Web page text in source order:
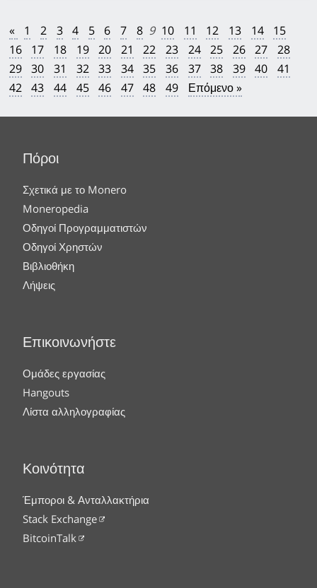
« 1 2 3 4 5 6 7 8 9 10 11 12 13 14
15
16
17 18 19 20 21 22 23 24 25 26 27
28
29
30 31 32 33 34 35 36 37 38 39 40
41
42
43 44 45 46 47 48 49 Επόμενο »
Πόροι
Σχετικά με το Monero
Moneropedia
Οδηγοί Προγραμματιστών
Οδηγοί Χρηστών
Βιβλιοθήκη
Λήψεις
Επικοινωνήστε
Ομάδες εργασίας
Hangouts
Λίστα αλληλογραφίας
Κοινότητα
Έμποροι & Ανταλλακτήρια
Stack Exchange
BitcoinTalk